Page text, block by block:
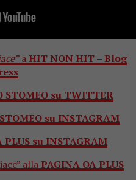
a HIT NON HIT – Blog
STOMEO su TWITTER
su INSTAGRAM
PLUS su INSTAGRAM
alla PAGINA OA PLUS